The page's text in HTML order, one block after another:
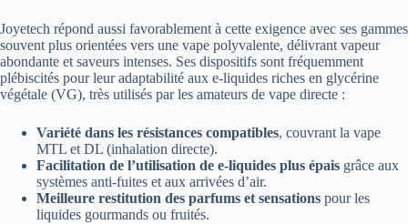
Joyetech répond aussi favorablement à cette exigence avec ses gammes
souvent plus orientées vers une vape polyvalente, délivrant vapeur
abondante et saveurs intenses. Ses dispositifs sont fréquemment
plébiscités pour leur adaptabilité aux e-liquides riches en glycérine
végétale (VG), très utilisés par les amateurs de vape directe :
Variété dans les résistances compatibles, couvrant la vape
MTL et DL (inhalation directe).
Facilitation de l’utilisation de e-liquides plus épais grâce aux
systèmes anti-fuites et aux arrivées d’air.
Meilleure restitution des parfums et sensations pour les
liquides gourmands ou fruités.